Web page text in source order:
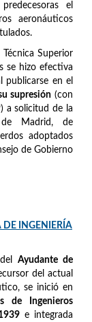
el
aeronáuticos
Superior
se hizo efectiva
en el
supresión(con
a solicitud de la
de Madrid, de
adoptados
de Gobierno
DE INGENIERÍA
delAyudante de
del actual
se inició en
de Ingenieros
e integrada